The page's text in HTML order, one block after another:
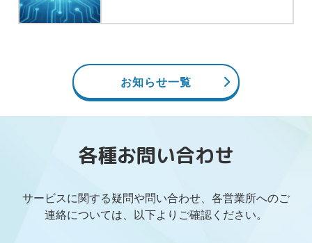
お知らせ一覧
各種お問い合わせ
サービスに関する疑問や問い合わせ、各営業所へのご
連絡については、以下よりご確認ください。